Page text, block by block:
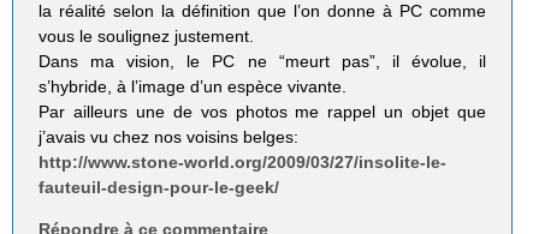
la réalité selon la définition que l’on donne à PC comme
vous le soulignez justement.
Dans ma vision, le PC ne “meurt pas”, il évolue, il
s’hybride, à l’image d’un espèce vivante.
Par ailleurs une de vos photos me rappel un objet que
j’avais vu chez nos voisins belges:
http://www.stone-world.org/2009/03/27/insolite-le-
fauteuil-design-pour-le-geek/
Répondre à ce commentaire